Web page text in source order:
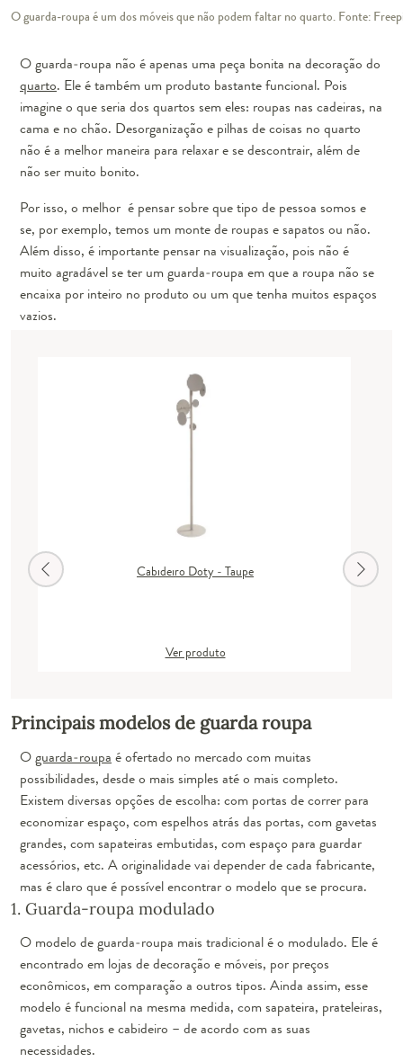
O guarda-roupa é um dos móveis que não podem faltar no quarto. Fonte:
O guarda-roupa não é apenas uma peça bonita na decoração do
quarto. Ele é também um produto bastante funcional. Pois
imagine o que seria dos quartos sem eles: roupas nas cadeiras, na
cama e no chão. Desorganização e pilhas de coisas no quarto
não é a melhor maneira para relaxar e se descontrair, além de
não ser muito bonito.
Por isso, o melhor é pensar sobre que tipo de pessoa somos e
se, por exemplo, temos um monte de roupas e sapatos ou não.
Além disso, é importante pensar na visualização, pois não é
muito agradável se ter um guarda-roupa em que a roupa não se
encaixa por inteiro no produto ou um que tenha muitos espaços
vazios.
Cabideiro Doty - Taupe
Ver produto
Principais modelos de guarda roupa
Oguarda-roupa é ofertado no mercado com muitas
possibilidades, desde o mais simples até o mais completo.
Existem diversas opções de escolha: com portas de correr para
economizar espaço, com espelhos atrás das portas, com gavetas
grandes, com sapateiras embutidas, com espaço para guardar
acessórios, etc. A originalidade vai depender de cada fabricante,
mas é claro que é possível encontrar o modelo que se procura.
1. Guarda-roupa modulado
O modelo de guarda-roupa mais tradicional é o modulado. Ele é
encontrado em lojas de decoração e móveis, por preços
econômicos, em comparação a outros tipos. Ainda assim, esse
modelo é funcional na mesma medida, com sapateira, prateleiras,
gavetas, nichos e cabideiro – de acordo com as suas
necessidades.